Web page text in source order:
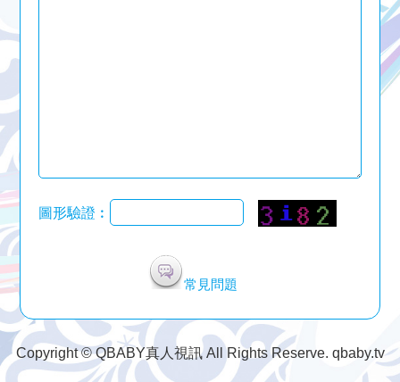
圖形驗證︰
常見問題
Copyright © QBABY真人視訊 All Rights Reserve. qbaby.tv